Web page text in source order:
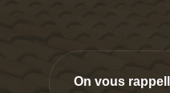
On vous